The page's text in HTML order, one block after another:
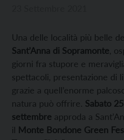
Una delle località più belle
Sant’Anna di Sopramonte ,
giorni fra stupore e
spettacoli, presentazione di
grazie a quell’enorme
natura può offrire. Sabato
settembre approda a
il Monte Bondone Green